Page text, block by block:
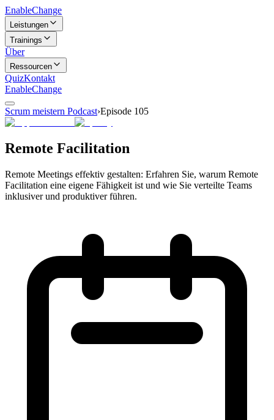
EnableChange
Leistungen
Trainings
Über
Ressourcen
QuizKontakt
EnableChange
Scrum meistern Podcast›Episode 105
Remote Facilitation
Remote Meetings effektiv gestalten: Erfahren Sie, warum Remote
Facilitation eine eigene Fähigkeit ist und wie Sie verteilte Teams
inklusiver und produktiver führen.